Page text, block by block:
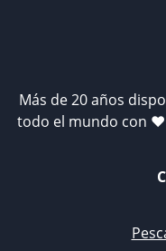
Más de 20 años
todo el mundo con